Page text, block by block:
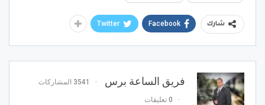
شارك Facebook
Twitter
فريق الساعة برس 3541 المشاركات
0 تعليقات